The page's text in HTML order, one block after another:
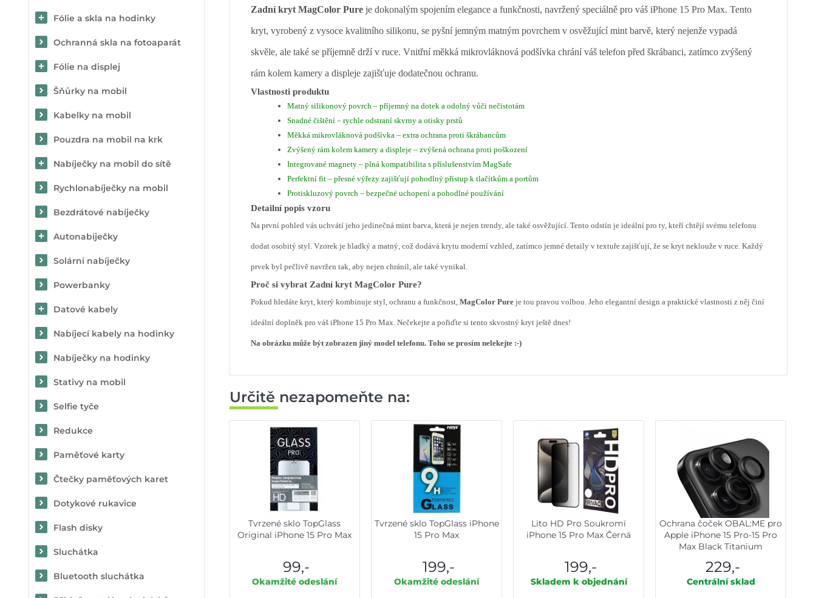
Fólie a skla na hodinky
Ochranná skla na fotoaparát
Fólie na displej
Šňůrky na mobil
Kabelky na mobil
Pouzdra na mobil na krk
Nabíječky na mobil do sítě
Rychlonabíječky na mobil
Bezdrátové nabíječky
Autonabíječky
Solární nabíječky
Powerbanky
Datové kabely
Nabíjecí kabely na hodinky
Nabíječky na hodinky
Stativy na mobil
Selfie tyče
Redukce
Paměťové karty
Čtečky paměťových karet
Dotykové rukavice
Flash disky
Sluchátka
Bluetooth sluchátka
Zadní kryt MagColor Pure je dokonalým spojením elegance a funkčnosti, navržený speciálně pro váš iPhone 15 Pro Max. Tento
kryt, vyrobený z vysoce kvalitního silikonu, se pyšní jemným matným povrchem v osvěžující mint barvě, který nejenže vypadá
skvěle, ale také se příjemně drží v ruce. Vnitřní měkká mikrovláknová podšívka chrání váš telefon před škrábanci, zatímco zvýšený
rám kolem kamery a displeje zajišťuje dodatečnou ochranu.
Vlastnosti produktu
Matný silikonový povrch – příjemný na dotek a odolný vůči nečistotám
Snadné čištění – rychle odstraní skvrny a otisky prstů
Měkká mikrovláknová podšívka – extra ochrana proti škrábancům
Zvýšený rám kolem kamery a displeje – zvýšená ochrana proti poškození
Integrované magnety – plná kompatibilita s příslušenstvím MagSafe
Perfektní fit – přesné výřezy zajišťují pohodlný přístup k tlačítkům a portům
Protiskluzový povrch – bezpečné uchopení a pohodlné používání
Detailní popis vzoru
Na první pohled vás uchvátí jeho jedinečná mint barva, která je nejen trendy, ale také osvěžující. Tento odstín je ideální pro ty, kteří chtějí svému telefonu
dodat osobitý styl. Vzorek je hladký a matný, což dodává krytu moderní vzhled, zatímco jemné detaily v textuře zajišťují, že se kryt neklouže v ruce. Každý
prvek byl pečlivě navržen tak, aby nejen chránil, ale také vynikal.
Proč si vybrat Zadní kryt MagColor Pure?
Pokud hledáte kryt, který kombinuje styl, ochranu a funkčnost, MagColor Pure je tou pravou volbou. Jeho elegantní design a praktické vlastnosti z něj činí
ideální doplněk pro váš iPhone 15 Pro Max. Nečekejte a pořiďte si tento skvostný kryt ještě dnes!
Na obrázku může být zobrazen jiný model telefonu. Toho se prosím nelekejte :-)
Určitě nezapomeňte na:
Tvrzené sklo TopGlass
Original iPhone 15 Pro Max
99,-
Okamžité odeslání
Tvrzené sklo TopGlass iPhone
15 Pro Max
199,-
Okamžité odeslání
Lito HD Pro Soukromí
iPhone 15 Pro Max Černá
199,-
Skladem k objednání
Ochrana čoček OBAL:ME pro
Apple iPhone 15 Pro-15 Pro
Max Black Titanium
229,-
Centrální sklad